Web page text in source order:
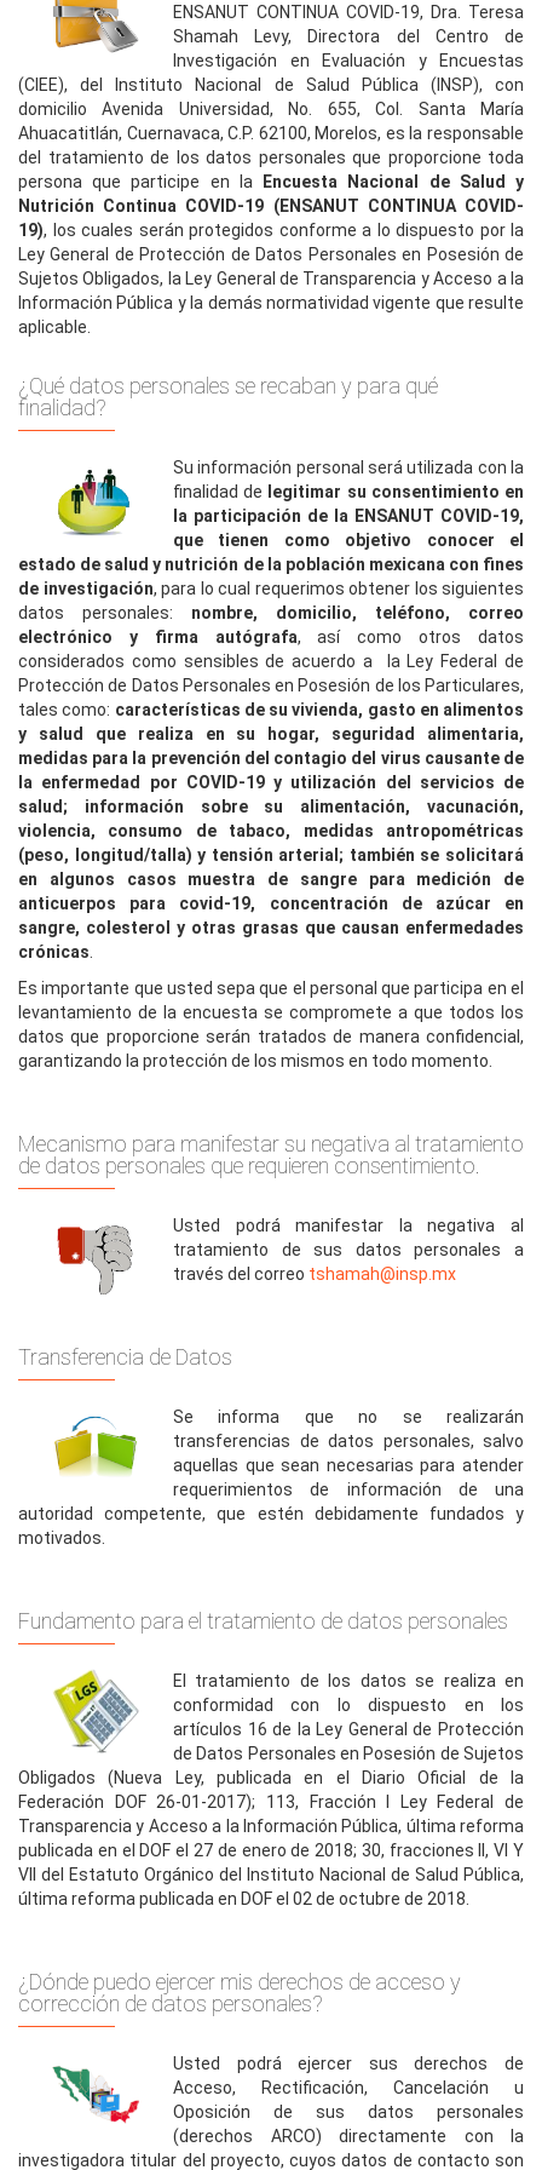
ENSANUT CONTINUA COVID-19, Dra. Teresa
Shamah Levy, Directora del Centro de
Investigación en Evaluación y Encuestas
(CIEE), del Instituto Nacional de Salud Pública (INSP), con
domicilio Avenida Universidad, No. 655, Col. Santa María
Ahuacatitlán, Cuernavaca, C.P. 62100, Morelos, es la responsable
del tratamiento de los datos personales que proporcione toda
persona que participe en la
Encuesta Nacional de Salud y
Nutrición Continua COVID-19 (ENSANUT CONTINUA COVID-
19), los cuales serán protegidos conforme a lo dispuesto por la
Ley General de Protección de Datos Personales en Posesión de
Sujetos Obligados, la Ley General de Transparencia y Acceso a la
Información Pública y la demás normatividad vigente que resulte
aplicable.
¿Qué datos personales se recaban y para qué
finalidad?
Su información personal será utilizada con la
finalidad de
legitimar su consentimiento en
la participación de la ENSANUT COVID-19,
que tienen como objetivo conocer el
estado de salud y nutrición de la población mexicana con fines
de investigación, para lo cual requerimos obtener los siguientes
datos personales: nombre, domicilio, teléfono, correo
electrónico y firma autógrafa, así como otros datos
considerados como sensibles de acuerdo a la Ley Federal de
Protección de Datos Personales en Posesión de los Particulares,
tales como: características de su vivienda, gasto en alimentos
y salud que realiza en su hogar, seguridad alimentaria,
medidas para la prevención del contagio del virus causante de
la enfermedad por COVID-19 y utilización del servicios de
salud; información sobre su alimentación, vacunación,
violencia, consumo de tabaco, medidas antropométricas
(peso, longitud/talla) y tensión arterial; también se solicitará
en algunos casos muestra de sangre para medición de
anticuerpos para covid-19, concentración de azúcar en
sangre, colesterol y otras grasas que causan enfermedades
crónicas
Es importante que usted sepa que el personal que participa en el
levantamiento de la encuesta se compromete a que todos los
datos que proporcione serán tratados de manera confidencial,
garantizando la protección de los mismos en todo momento.
Mecanismo para manifestar su negativa al tratamiento
de datos personales que requieren consentimiento.
Usted podrá manifestar la negativa al
tratamiento de sus datos personales a
través del correo tshamah@insp.mx
Transferencia de Datos
Se informa que no se realizarán
transferencias de datos personales, salvo
aquellas que sean necesarias para atender
requerimientos de información de una
autoridad competente, que estén debidamente fundados y
motivados.
Fundamento para el tratamiento de datos personales
El tratamiento de los datos se realiza en
conformidad con lo dispuesto en los
artículos 16 de la Ley General de Protección
de Datos Personales en Posesión de Sujetos
Obligados (Nueva Ley, publicada en el Diario Oficial de la
Federación DOF 26-01-2017); 113, Fracción I Ley Federal de
Transparencia y Acceso a la Información Pública, última reforma
publicada en el DOF el 27 de enero de 2018; 30, fracciones II, VI Y
VII del Estatuto Orgánico del Instituto Nacional de Salud Pública,
última reforma publicada en DOF el 02 de octubre de 2018.
¿Dónde puedo ejercer mis derechos de acceso y
corrección de datos personales?
Usted podrá ejercer sus derechos de
Acceso, Rectificación, Cancelación u
Oposición de sus datos personales
(derechos ARCO) directamente con la
investigadora titular del proyecto, cuyos datos de contacto son